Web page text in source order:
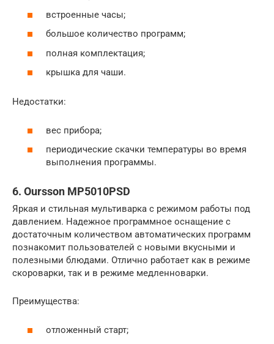
встроенные часы;
большое количество программ;
полная комплектация;
крышка для чаши.
Недостатки:
вес прибора;
периодические скачки температуры во время
выполнения программы.
6. Oursson MP5010PSD
Яркая и стильная мультиварка с режимом работы под
давлением. Надежное программное оснащение с
достаточным количеством автоматических программ
познакомит пользователей с новыми вкусными и
полезными блюдами. Отлично работает как в режиме
скороварки, так и в режиме медленноварки.
Преимущества:
отложенный старт;